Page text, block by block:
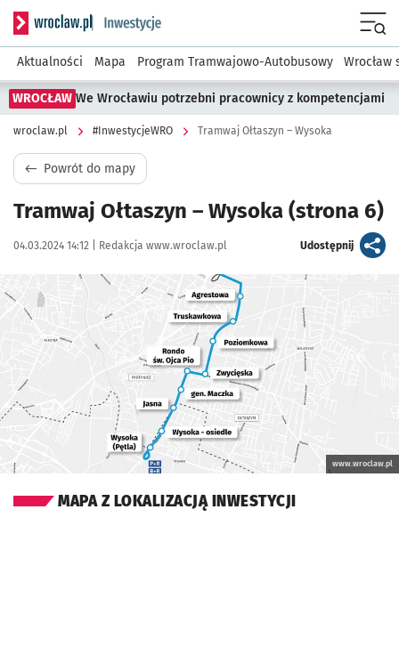
Serwis informacyjny wroclaw.pl podserwis:
Aktualności Mapa Program Tramwajowo-Autobusowy Wrocław
WROCŁAW We Wrocławiu potrzebni pracownicy z kompetencjami
wroclaw.pl #InwestycjeWRO Tramwaj Ołtaszyn – Wysoka
Powrót do mapy
Tramwaj Ołtaszyn – Wysoka (strona 6)
Data publikacji:
04.03.2024 14:12 | Autor:
Redakcja www.wroclaw.pl Udostępnijartykuł
Kliknij, aby powiększyć
www.wroclaw.pl
MAPA Z LOKALIZACJĄ INWESTYCJI